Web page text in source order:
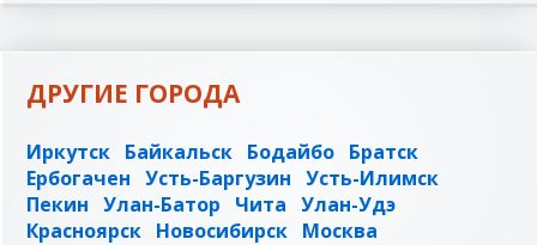
ДРУГИЕ ГОРОДА
Иркутск Байкальск Бодайбо Братск
Ербогачен Усть-Баргузин Усть-Илимск
Пекин Улан-Батор Чита Улан-Удэ
Красноярск Новосибирск Москва